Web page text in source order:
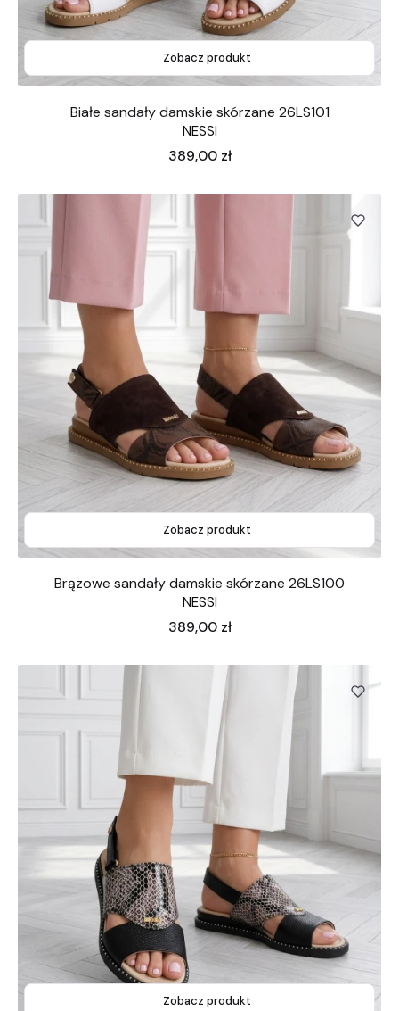
Zobacz produkt
Białe sandały damskie skórzane 26LS101
NESSI
Cena
389,00 zł
Zobacz produkt
Brązowe sandały damskie skórzane 26LS100
NESSI
Cena
389,00 zł
Zobacz produkt